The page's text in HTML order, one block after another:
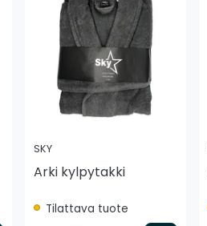
SKY
Arki kylpytakki
Tilattava tuote